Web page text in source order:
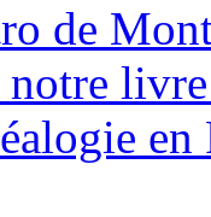
de
notre